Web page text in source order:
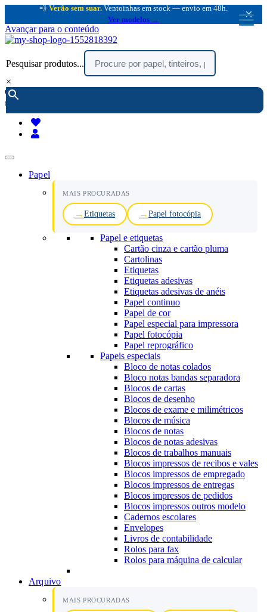
💨 Verão sem suar. Ventoinhas em stock — envio em 48h.
Ver modelos →
×
Avançar para o conteúdo
Pesquisar produtos...
×
encomendar por telefone :
(chamada rede fixa nacional)
Papel
MAIS PROCURADAS
Etiquetas Papel fotocópia
Papel e etiquetas
Cartão cinza e cartão pluma
Cartolinas
Etiquetas
Etiquetas adesivas
Etiquetas adesivas de anéis
Papel continuo
Papel de cor
Papel especial para impressora
Papel fotocópia
Papel reprográfico
Papeis especiais
Bloco de notas colados
Bloco notas bandas separadora
Blocos de cartas
Blocos de desenho
Blocos de exame e milimétricos
Blocos de música
Blocos de notas
Blocos de notas adesivas
Blocos de trabalhos manuais
Blocos impressos de recibos e vales
Blocos impressos de empregado
Blocos impressos de entregas
Blocos impressos de pedidos
Blocos impressos outros modelo
Cadernos escolares
Envelopes
Livros de contabilidade
Rolos para fax
Rolos para máquina de calcular
Arquivo
MAIS PROCURADAS